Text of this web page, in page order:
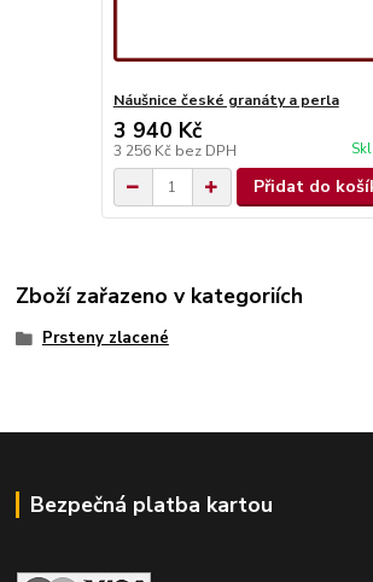
Náušnice české granáty a perla
3 940 Kč
3 256 Kč bez DPH
Přidat do
Zboží zařazeno v kategoriích
Prsteny zlacené
Bezpečná platba kartou